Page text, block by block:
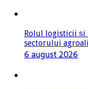
Rolul logisticii
sectorului
6 august 2026